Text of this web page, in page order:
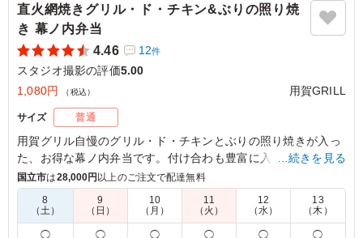
直火網焼きグリル・ド・チキン&ぶりの照り焼
き 幕ノ内弁当
4.46
12件
スタジオ撮影の評価5.00
1,080円
（税込） 用賀GRILL
サイズ 普通
用賀グリル自慢のグリル・ド・チキンとぶりの照り焼きが入っ
た、お得な幕ノ内弁当です。付け合わも豊富に入っていて、
様々なシーンでお使いいただけます。オリジナルソースは8種
類からお選びいただけます。
5.0 株式会社ハイブリッドファクトリー
…続きを見る
国立市は28,000円以上のご注文で配達無料
8
（土）
9
（日）
10
（月）
11
（火）
12
（水）
13
（木）
◯ ◯ ◯ ◯ ◯ ◯